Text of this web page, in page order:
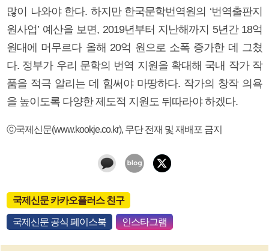
많이 나와야 한다. 하지만 한국문학번역원의 ‘번역출판지
원사업’ 예산을 보면, 2019년부터 지난해까지 5년간 18억
원대에 머무르다 올해 20억 원으로 소폭 증가한 데 그쳤
다. 정부가 우리 문학의 번역 지원을 확대해 국내 작가 작
품을 적극 알리는 데 힘써야 마땅하다. 작가의 창작 의욕
을 높이도록 다양한 제도적 지원도 뒤따라야 하겠다.
ⓒ국제신문(www.kookje.co.kr), 무단 전재 및 재배포 금지
국제신문 카카오플러스 친구
국제신문 공식 페이스북 인스타그램